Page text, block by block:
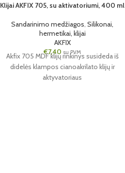
SOLD OUT
24 VNT.
Klijai AKFIX 705, su aktivatoriumi, 400 ml
Sandarinimo medžiagos ,Silikonai,
hermetikai, klijai
AKFIX
€7,40 su PVM
Akfix 705 MDF klijų rinkinys susideda iš
didelės klampos cianoakrilato klijų ir
aktyvatoriaus